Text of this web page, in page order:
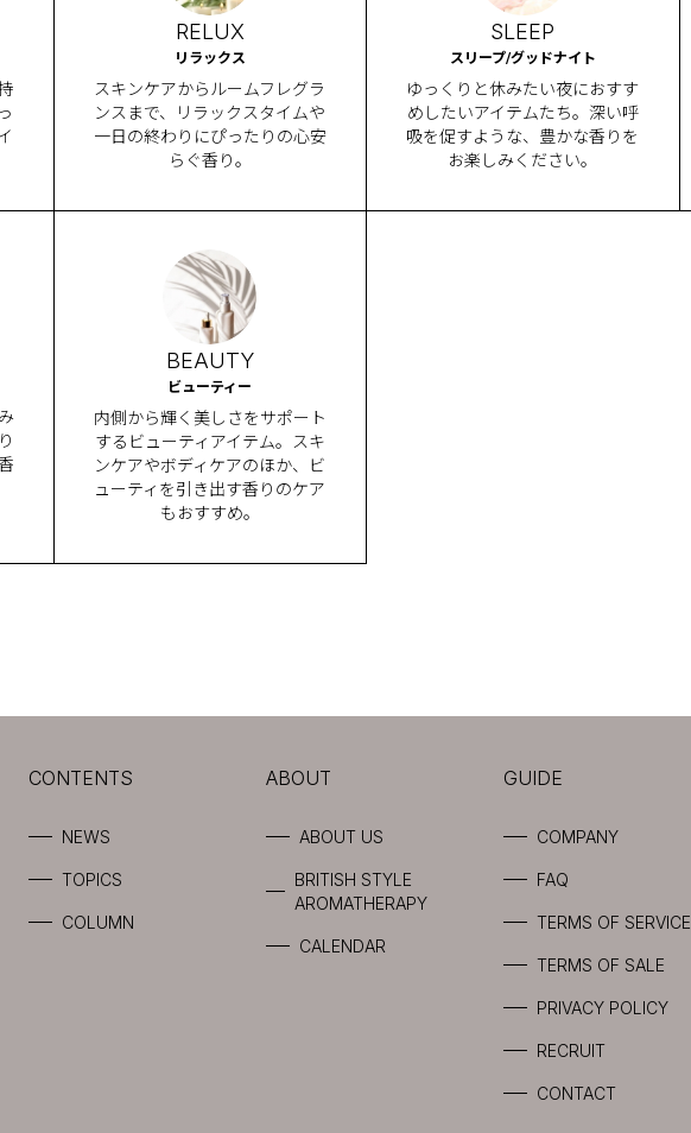
RELUX
リラックス
スキンケアからルームフレグラ
ンスまで、リラックスタイムや
一日の終わりにぴったりの心安
らぐ香り。
SLEEP
スリープ/グッドナイト
ゆっくりと休みたい夜におすす
めしたいアイテムたち。深い呼
吸を促すような、豊かな香りを
お楽しみください。
BEAUTY
ビューティー
内側から輝く美しさをサポート
するビューティアイテム。スキ
ンケアやボディケアのほか、ビ
ューティを引き出す香りのケア
もおすすめ。
CONTENTS
NEWS
TOPICS
COLUMN
ABOUT
ABOUT US
BRITISH STYLE
AROMATHERAPY
CALENDAR
GUIDE
COMPANY
FAQ
TERMS OF SERVICE
TERMS OF SALE
PRIVACY POLICY
RECRUIT
CONTACT